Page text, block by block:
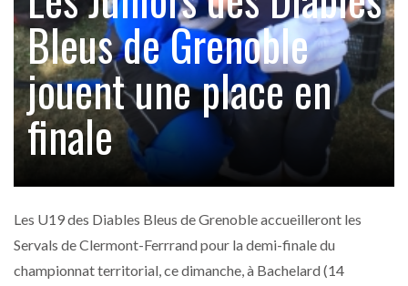
Bleus de Grenoble
jouent une place en
finale
Les U19 des Diables Bleus de Grenoble accueilleront les
Servals de Clermont-Ferrrand pour la demi-finale du
championnat territorial, ce dimanche, à Bachelard (14